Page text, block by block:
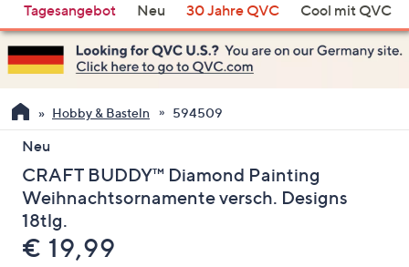
Vorschläge
verfügbar
sind,
verwenden
Sie
die
Pfeiltasten
nach
oben
und
nach
unten
Tagesangebot Neu 30 Jahre QVC Cool mit QVC
Hobby & Basteln 594509
Neu
CRAFT BUDDY™ Diamond Painting
Weihnachtsornamente versch. Designs
18tlg.
Gelöscht
€ 19,99